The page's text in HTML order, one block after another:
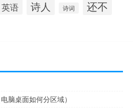
英语 诗人 诗词 还不
脑桌面如何分区域）